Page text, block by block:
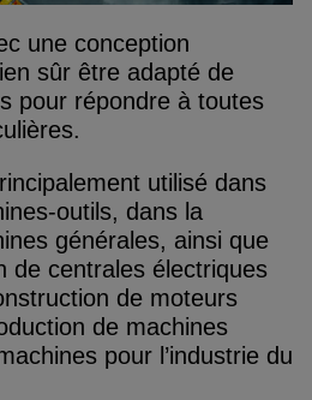
une conception
sûr être adapté de
pour répondre à toutes
utilisé dans
outils, dans la
générales, ainsi que
de centrales électriques
de moteurs
de machines
pour l’industrie du